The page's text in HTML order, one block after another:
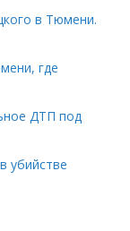
в Тюмени.
где
ДТП под
убийстве